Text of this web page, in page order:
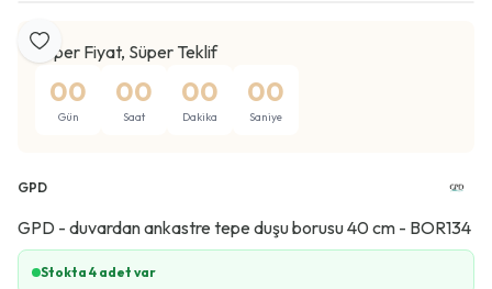
Favoriye Ekle
Süper Fiyat, Süper Teklif
00
Gün
00
Saat
00
Dakika
00
Saniye
GPD
GPD - duvardan ankastre tepe duşu borusu 40 cm - BOR134
Stokta 4 adet var